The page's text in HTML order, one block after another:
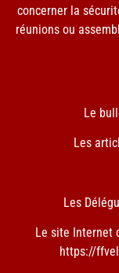
concerner la
réunions ou
Le
Les
Les
Le site Internet
https://